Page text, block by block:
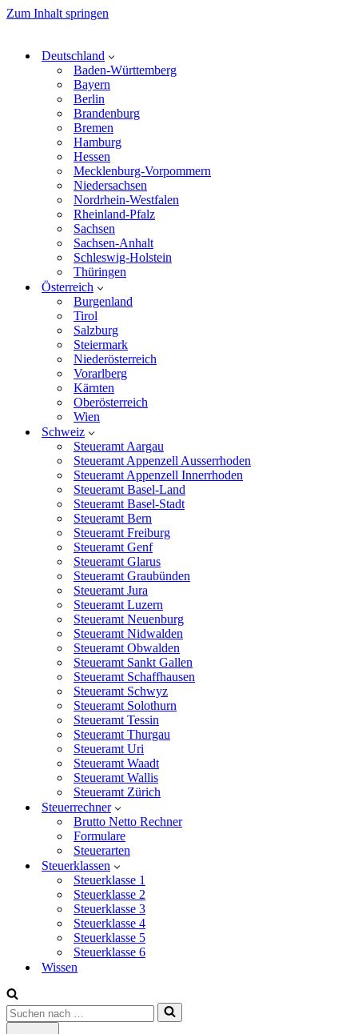
Zum Inhalt springen
Deutschland
Baden-Württemberg
Bayern
Berlin
Brandenburg
Bremen
Hamburg
Hessen
Mecklenburg-Vorpommern
Niedersachsen
Nordrhein-Westfalen
Rheinland-Pfalz
Sachsen
Sachsen-Anhalt
Schleswig-Holstein
Thüringen
Österreich
Burgenland
Tirol
Salzburg
Steiermark
Niederösterreich
Vorarlberg
Kärnten
Oberösterreich
Wien
Schweiz
Steueramt Aargau
Steueramt Appenzell Ausserrhoden
Steueramt Appenzell Innerrhoden
Steueramt Basel-Land
Steueramt Basel-Stadt
Steueramt Bern
Steueramt Freiburg
Steueramt Genf
Steueramt Glarus
Steueramt Graubünden
Steueramt Jura
Steueramt Luzern
Steueramt Neuenburg
Steueramt Nidwalden
Steueramt Obwalden
Steueramt Sankt Gallen
Steueramt Schaffhausen
Steueramt Schwyz
Steueramt Solothurn
Steueramt Tessin
Steueramt Thurgau
Steueramt Uri
Steueramt Waadt
Steueramt Wallis
Steueramt Zürich
Steuerrechner
Brutto Netto Rechner
Formulare
Steuerarten
Steuerklassen
Steuerklasse 1
Steuerklasse 2
Steuerklasse 3
Steuerklasse 4
Steuerklasse 5
Steuerklasse 6
Wissen
Suchen
nach …